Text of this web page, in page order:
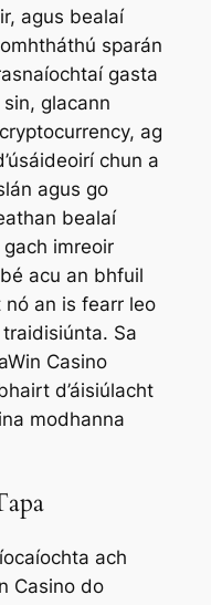
agus bealaí
sparán
gasta
glacann
ag
chun a
agus go
bealaí
imreoir
acu an bhfuil
an is fearr leo
Sa
Casino
d’áisiúlacht
modhanna
ach
Casino do